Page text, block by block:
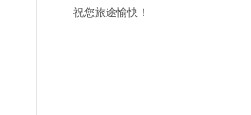
祝您旅途愉快！